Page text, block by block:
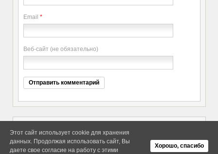
Email *
Веб-сайт (не обязательно)
Об Arras WordPress Theme
Copyright elitethings. All Rights
Reserved.
Этот сайт использует cookie для хранения
данных. Продолжая использовать сайт, Вы
даете свое согласие на работу с этими
Хорошо, спасибо